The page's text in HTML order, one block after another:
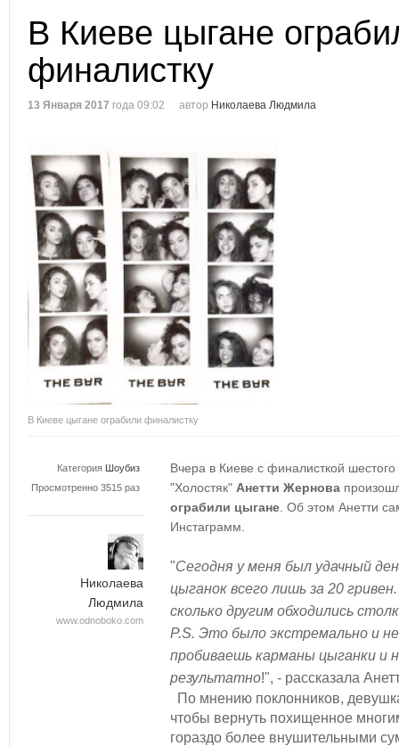
В Киеве цыгане
финалистку
13 Января 2017 года 09:02 автор Николаева Людмила
В Киеве цыгане ограбили финалистку
Категория Шоубиз
Просмотренно 3515 раз
Николаева
Людмила
www.odnoboko.com
Вчера в Киеве с финалисткой
"Холостяк" Анетти Жернова
ограбили цыгане . Об этом Анетти
Инстаграмм.
"Сегодня у меня был удачный
цыганок всего лишь за 20
сколько другим обходились
P.S. Это было экстремально и
пробиваешь карманы цыганки и
результатно!", - рассказала
По мнению поклонников,
чтобы вернуть похищенное
гораздо более внушительными